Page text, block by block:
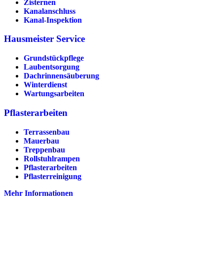
Zisternen
Kanalanschluss
Kanal-Inspektion
Hausmeister Service
Grundstückpflege
Laubentsorgung
Dachrinnen­säuberung
Winterdienst
Wartungsarbeiten
Pflasterarbeiten
Terrassenbau
Mauerbau
Treppenbau
Rollstuhlrampen
Pflasterarbeiten
Pflasterreinigung
Mehr Informationen